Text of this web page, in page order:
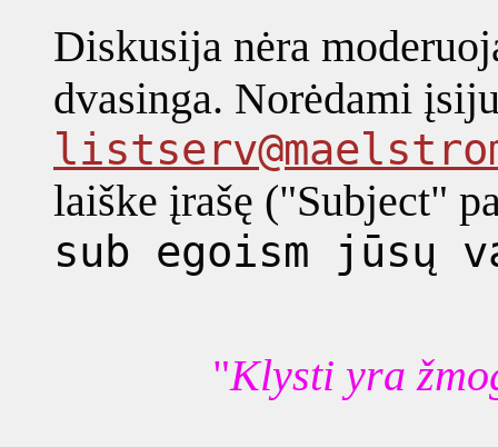
Diskusija nėra
dvasinga. Norėdami
laiške įrašę ("Subject"
sub egoism jūsų
"Klysti yra